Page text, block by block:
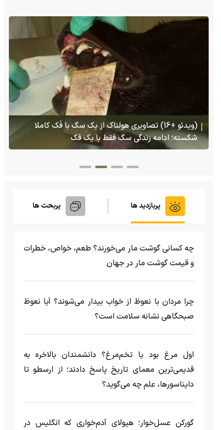
(ویدئو) تولد یک گکوی دو سر در پنسیلوانیا
پربازدید ها پربحث ها
چه کسانی گوشت مار می‌خورند؟ طعم، خواص، خطرات
و قیمت گوشت مار در جهان
چرا مردان با نعوظ از خواب بیدار می‌شوند؟ آیا نعوظ
صبحگاهی نشانه سلامت است؟
اول مرغ بود یا تخم‌مرغ؟ دانشمندان بالاخره به
قدیمی‌ترین معمای تاریخ پاسخ دادند؛ از ارسطو تا
دایناسورها، علم چه می‌گوید؟
گورکن عسل‌خوار؛ هیولای آدم‌خواری که انگلیس در